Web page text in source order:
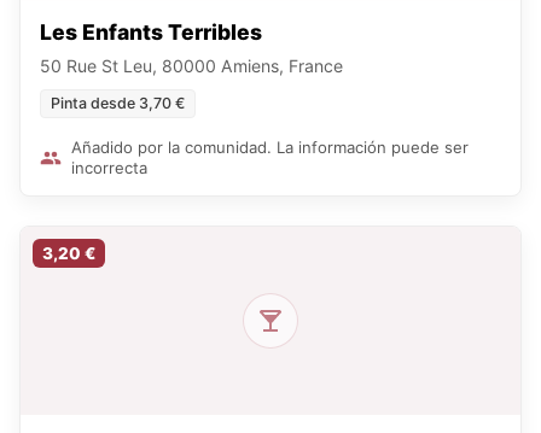
Les Enfants Terribles
50 Rue St Leu, 80000 Amiens, France
Pinta desde 3,70 €
Añadido por la comunidad. La información puede ser
incorrecta
3,20 €